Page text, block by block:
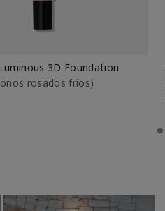
3D Foundation
rosados fríos)